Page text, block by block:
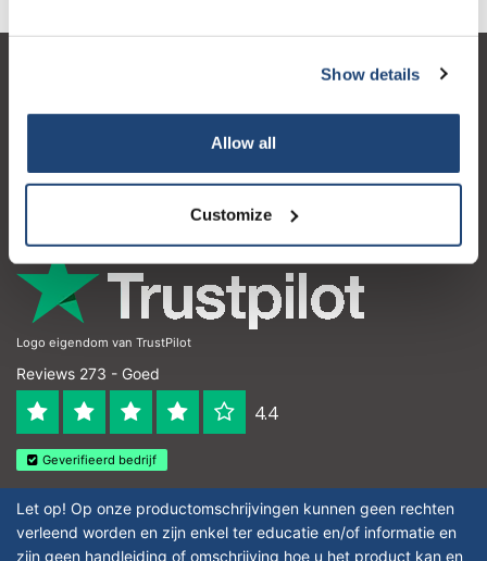
Show details
Allow all
Customize
Contactgegevens
Logo eigendom van TrustPilot
Reviews 273 - Goed
4.4
Geverifieerd bedrijf
Let op! Op onze productomschrijvingen kunnen geen rechten
verleend worden en zijn enkel ter educatie en/of informatie en
zijn geen handleiding of omschrijving hoe u het product kan en
€50.00